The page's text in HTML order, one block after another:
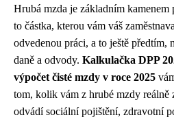
Hrubá mzda je základním
to částka, kterou vám váš
odvedenou práci, a to ještě předtím,
daně a odvody. Kalkulačka DPP
výpočet čisté mzdy v roce 2025
tom, kolik vám z hrubé mzdy reálně
odvádí sociální pojištění, zdravotní